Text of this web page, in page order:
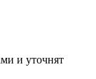
и уточнят